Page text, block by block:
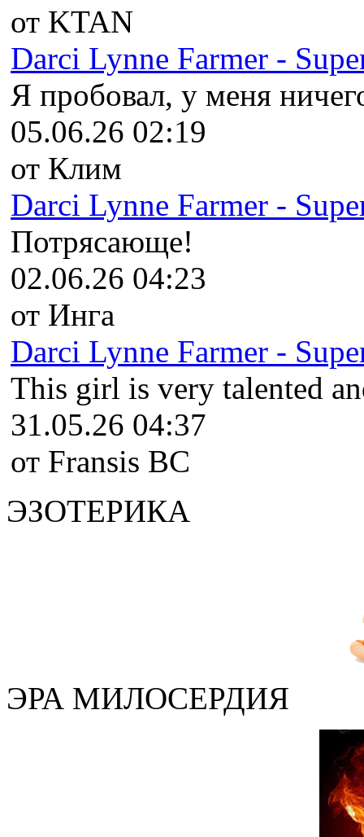
от KTAN
Darci Lynne Farmer -
Я пробовал, у меня
05.06.26 02:19
от Клим
Darci Lynne Farmer -
Потрясающе!
02.06.26 04:23
от Инга
Darci Lynne Farmer -
This girl is very talented
31.05.26 04:37
от Fransis BC
ЭЗОТЕРИКА
ЭРА МИЛОСЕРДИЯ